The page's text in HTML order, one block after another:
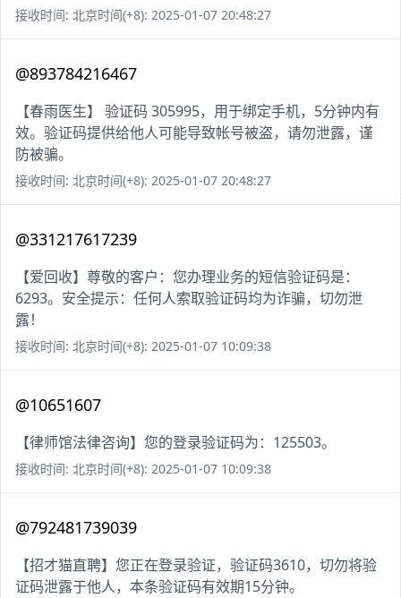
接收时间: 北京时间(+8): 2025-01-07 20:48:27
@893784216467
【春雨医生】 验证码 305995，用于绑定手机，5分钟内有
效。验证码提供给他人可能导致帐号被盗，请勿泄露，谨
防被骗。
接收时间: 北京时间(+8): 2025-01-07 20:48:27
@331217617239
【爱回收】尊敬的客户：您办理业务的短信验证码是：
6293。安全提示：任何人索取验证码均为诈骗，切勿泄
露！
接收时间: 北京时间(+8): 2025-01-07 10:09:38
@10651607
【律师馆法律咨询】您的登录验证码为：125503。
接收时间: 北京时间(+8): 2025-01-07 10:09:38
@792481739039
【招才猫直聘】您正在登录验证，验证码3610，切勿将验
证码泄露于他人，本条验证码有效期15分钟。